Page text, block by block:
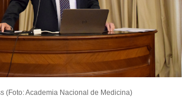
(Foto: Academia Nacional de Medicina)